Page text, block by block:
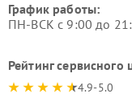
График работы:
ПН-ВСК с 9:00 до
Рейтинг сервисного
4.9-5.0